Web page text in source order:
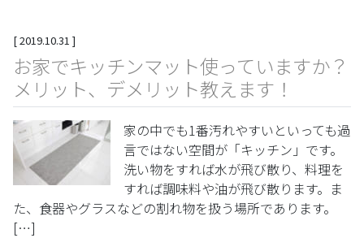
[2019.10.31 ]
お家でキッチンマット使っていますか？
メリット、デメリット教えます！
家の中でも1番汚れやすいといっても過
言ではない空間が「キッチン」です。
洗い物をすれば水が飛び散り、料理を
すれば調味料や油が飛び散ります。ま
た、食器やグラスなどの割れ物を扱う場所であります。
[…]